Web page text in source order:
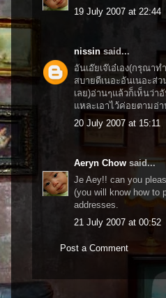
19 July 2007 at 22:44
nissin said...
อันเอ๊ยเจ๊เอ๋เอง(กรุณา
สบายดีเนอะอันเนอะส่ว
เลย)อ่านๆแล้วก็เห็นว่
แหละเอาไว้ค่อยตามอ่
20 July 2007 at 15:11
Aeryn Chow said...
Je Aey!! can you
(you will know how to
addresses.
21 July 2007 at 00:52
Post a Comment